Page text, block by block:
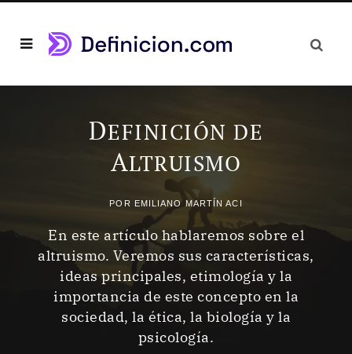
DEFINICIÓN DE
ALTRUISMO
POR EMILIANO MARTÍN ACI
En este artículo hablaremos sobre el
altruismo. Veremos sus características,
ideas principales, etimología y la
importancia de este concepto en la
sociedad, la ética, la biología y la
psicología.